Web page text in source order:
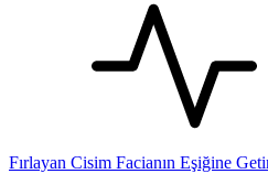
Fırlayan Cisim Facianın Eşiğine